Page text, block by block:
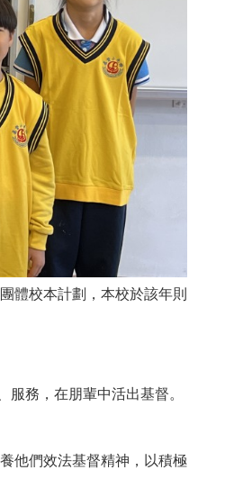
體校本計劃，本校於該年則
務，在朋輩中活出基督。
他們效法基督精神，以積極